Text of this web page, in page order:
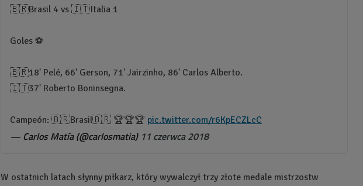
🇧🇷Brasil 4 vs 🇮🇹Italia 1
Goles ⚽️
🇧🇷18' Pelé, 66' Gerson, 71' Jairzinho, 86' Carlos Alberto.
🇮🇹37' Roberto Boninsegna.
Campeón: 🇧🇷Brasil🇧🇷 🏆🏆🏆 pic.twitter.com/r6KpECZLcC
— Carlos Matía (@carlosmatia) 11 czerwca 2018
W ostatnich latach słynny piłkarz, który wywalczył trzy złote medale mistrzostw